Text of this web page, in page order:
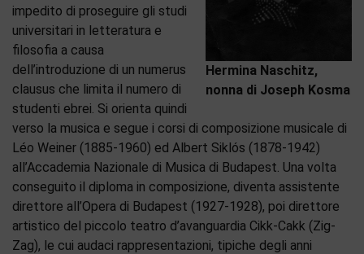
Hermina Naschitz,
nonna di Joseph Kosma
impedito di proseguire gli studi
universitari in letteratura e
filosofia a causa
dell’introduzione di un numerus
clausus che limita il numero di
studenti ebrei. Si orienta quindi
verso la musica e segue i corsi di composizione musicale di
Léo Weiner (1885-1960) ed Albert Siklós (1878-1942)
all’Accademia Nazionale di Musica di Budapest. Una volta
conseguito il diploma in composizione, diventa assistente
direttore all’Opera di Budapest (1927-1928), poi direttore
artistico del piccolo teatro d’avanguardia Cikk-Cakk (Zig-
Zag), le cui audaci rappresentazioni, tipiche degli anni